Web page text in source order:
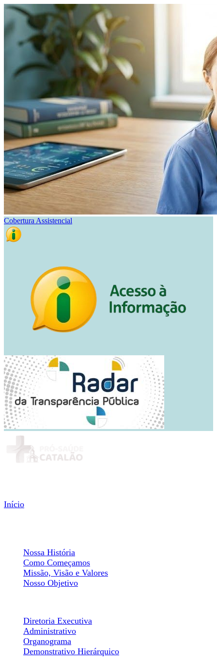
Cobertura Assistencial
Início
Nossa História
Como Começamos
Missão, Visão e Valores
Nosso Objetivo
Diretoria Executiva
Administrativo
Organograma
Demonstrativo Hierárquico